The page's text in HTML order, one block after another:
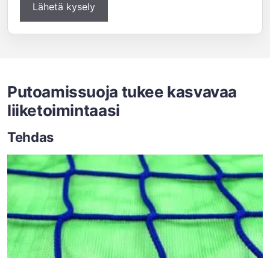
Lähetä kysely
Putoamissuoja tukee kasvavaa
liiketoimintaasi
Tehdas